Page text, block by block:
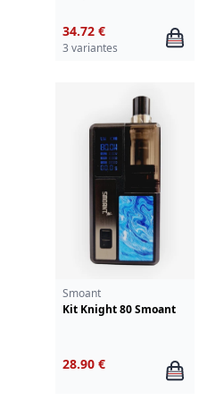
34.72 €
3 variantes
Smoant
Kit Knight 80 Smoant
28.90 €